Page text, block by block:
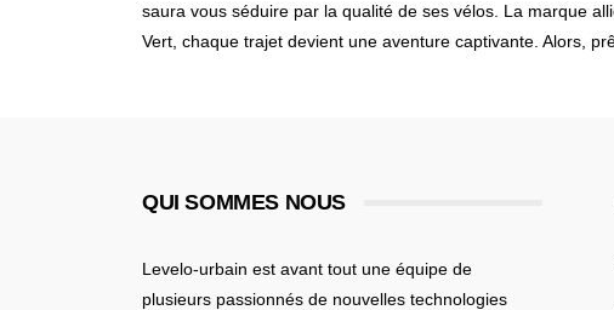
saura vous séduire par la qualité de ses vélos. La marque
Vert, chaque trajet devient une aventure captivante. Alors,
QUI SOMMES NOUS
Levelo-urbain est avant tout une équipe de
plusieurs passionnés de nouvelles technologies